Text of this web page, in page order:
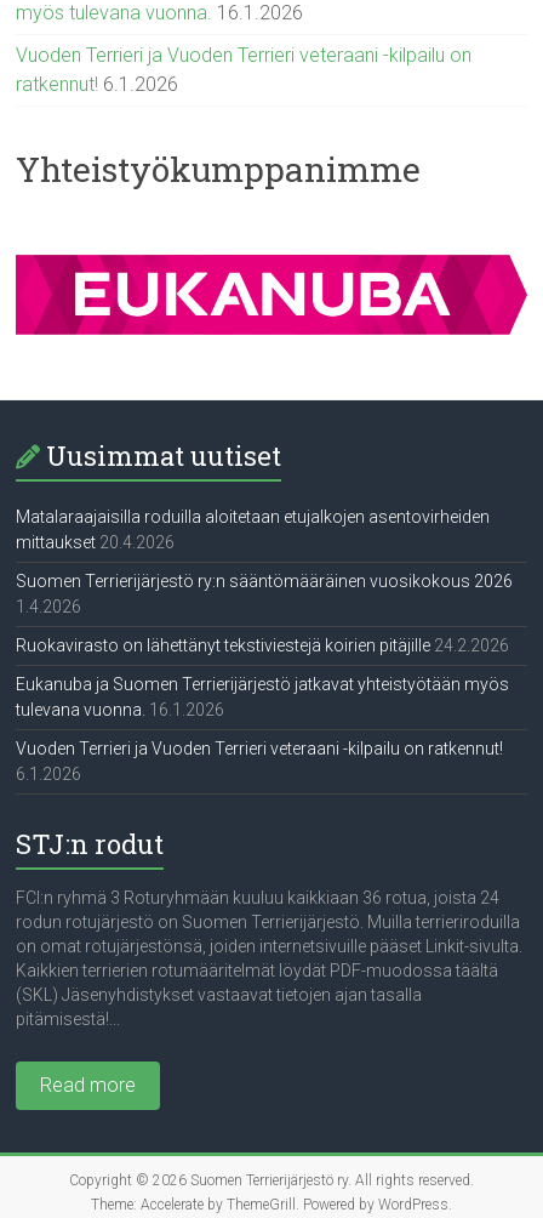
myös tulevana vuonna. 16.1.2026
Vuoden Terrieri ja Vuoden Terrieri veteraani -kilpailu on
ratkennut! 6.1.2026
Yhteistyökumppanimme
Uusimmat uutiset
Matalaraajaisilla roduilla aloitetaan etujalkojen asentovirheiden
mittaukset 20.4.2026
Suomen Terrierijärjestö ry:n sääntömääräinen vuosikokous 2026
1.4.2026
Ruokavirasto on lähettänyt tekstiviestejä koirien pitäjille 24.2.2026
Eukanuba ja Suomen Terrierijärjestö jatkavat yhteistyötään myös
tulevana vuonna. 16.1.2026
Vuoden Terrieri ja Vuoden Terrieri veteraani -kilpailu on ratkennut!
6.1.2026
STJ:n rodut
FCI:n ryhmä 3 Roturyhmään kuuluu kaikkiaan 36 rotua, joista 24
rodun rotujärjestö on Suomen Terrierijärjestö. Muilla terrieriroduilla
on omat rotujärjestönsä, joiden internetsivuille pääset Linkit-sivulta.
Kaikkien terrierien rotumääritelmät löydät PDF-muodossa täältä
(SKL) Jäsenyhdistykset vastaavat tietojen ajan tasalla
pitämisestä!...
Read more
Copyright © 2026 Suomen Terrierijärjestö ry. All rights reserved.
Theme: Accelerateby ThemeGrill. Powered by WordPress.